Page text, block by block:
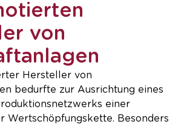
von
Hersteller von
bedurfte zur Ausrichtung eines
einer
Wertschöpfungskette. Besonders